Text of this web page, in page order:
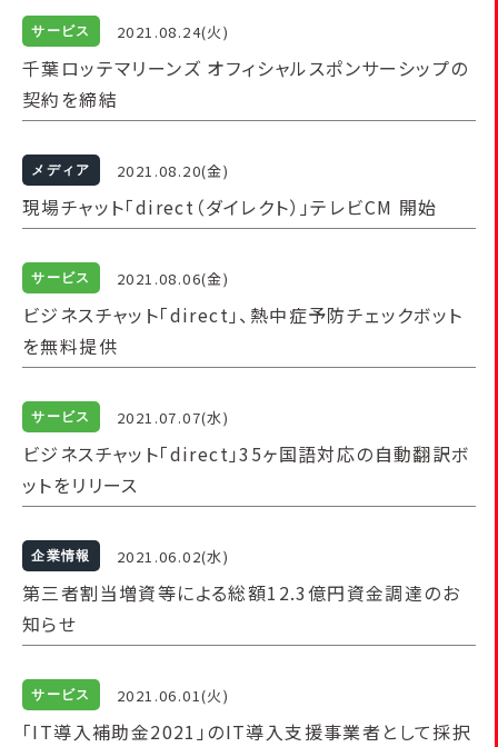
2021.08.24(火)
サービス
千葉ロッテマリーンズ オフィシャルスポンサーシップの
契約を締結
2021.08.20(金)
メディア
現場チャット「direct（ダイレクト）」テレビCM 開始
2021.08.06(金)
サービス
ビジネスチャット「direct」、熱中症予防チェックボット
を無料提供
2021.07.07(水)
サービス
ビジネスチャット「direct」35ヶ国語対応の自動翻訳ボ
ットをリリース
2021.06.02(水)
企業情報
第三者割当増資等による総額12.3億円資金調達のお
知らせ
2021.06.01(火)
サービス
「IT導入補助金2021」のIT導入支援事業者として採択